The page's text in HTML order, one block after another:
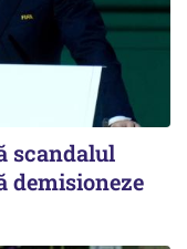
scandalul
demisioneze